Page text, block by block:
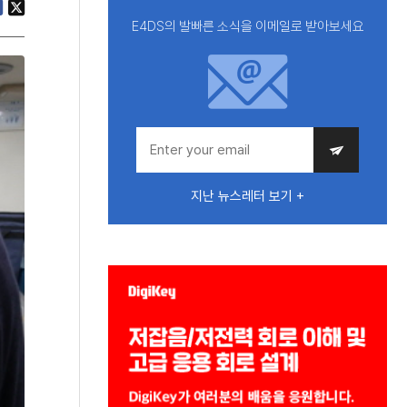
E4DS의 발빠른 소식을 이메일로 받아보세요
지난 뉴스레터 보기 +